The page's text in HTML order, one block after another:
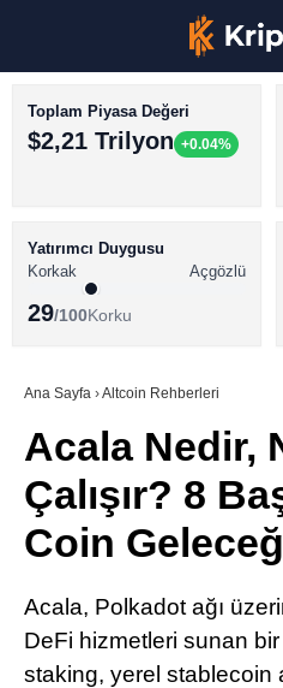
BİTCOİN HABERLERİ
ALTCOİN HABERLERİ
SÖZLÜK
Toplam Piyasa Değeri
$2,21 Trilyon +0.04%
Yatırımcı Duygusu
Korkak
Açgözlü
29/100Korku
Ana Sayfa ›Altcoin Rehberleri
Acala Nedir,
Çalışır? 8
Coin
Acala, Polkadot ağı
DeFi hizmetleri sunan
staking, yerel stablecoin